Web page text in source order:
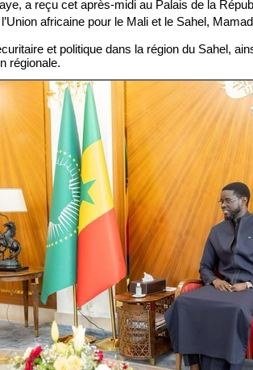
a reçu cet après-midi au Palais de la
africaine pour le Mali et le Sahel,
et politique dans la région du Sahel,
régionale.